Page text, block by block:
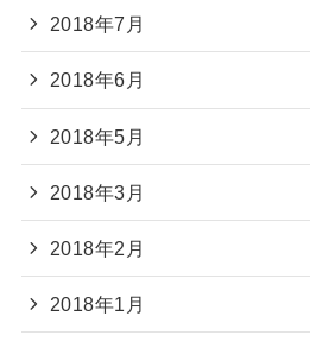
2018年7月
2018年6月
2018年5月
2018年3月
2018年2月
2018年1月